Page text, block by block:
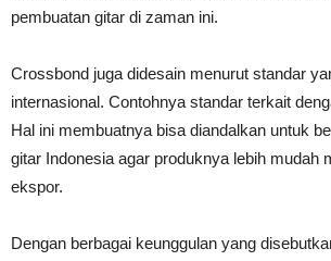
pembuatan gitar di zaman ini.
Crossbond juga didesain menurut standar
internasional. Contohnya standar terkait
Hal ini membuatnya bisa diandalkan untuk
gitar Indonesia agar produknya lebih mudah
ekspor.
Dengan berbagai keunggulan yang